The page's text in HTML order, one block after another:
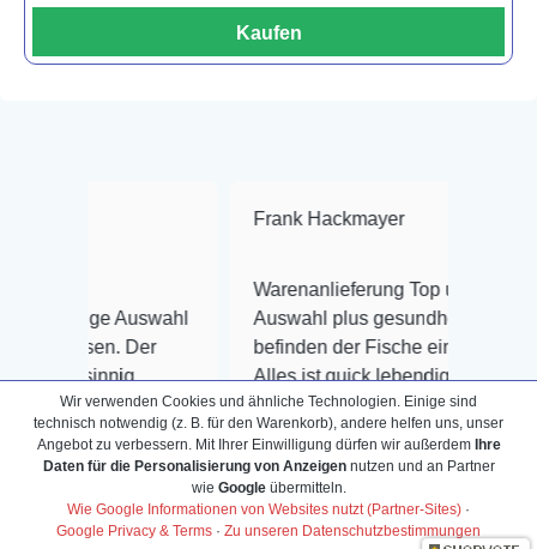
Kaufen
Auswahl
Der
noch
und
reagiert wie
Frank Hackmayer ★★★★
Warenanlieferung Top und die
Auswahl plus gesundheitliches
befinden der Fische einwandfrei.
Alles ist quick lebendig und im
super Zustand. Gerne wieder 😃
Wir verwenden Cookies und ähnliche Technologien. Einige sind
technisch notwendig (z. B. für den Warenkorb), andere helfen uns, unser
Angebot zu verbessern. Mit Ihrer Einwilligung dürfen wir außerdem Ihre
Daten für die Personalisierung von Anzeigennutzen und an Partner
wie Googleübermitteln.
Wie Google Informationen von Websites nutzt (Partner-Sites) ·
Google Privacy & Terms · Zu unseren Datenschutzbestimmungen